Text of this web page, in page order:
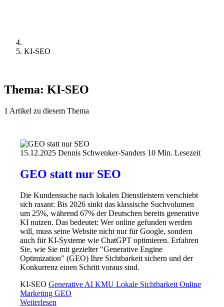
KI-SEO
Thema: KI-SEO
1 Artikel zu diesem Thema
15.12.2025 Dennis Schwenker-Sanders 10 Min. Lesezeit
GEO statt nur SEO
Die Kundensuche nach lokalen Dienstleistern verschiebt
sich rasant: Bis 2026 sinkt das klassische Suchvolumen
um 25%, während 67% der Deutschen bereits generative
KI nutzen. Das bedeutet: Wer online gefunden werden
will, muss seine Website nicht nur für Google, sondern
auch für KI-Systeme wie ChatGPT optimieren. Erfahren
Sie, wie Sie mit gezielter "Generative Engine
Optimization" (GEO) Ihre Sichtbarkeit sichern und der
Konkurrenz einen Schritt voraus sind.
KI-SEO Generative AI KMU Lokale Sichtbarkeit Online
Marketing GEO
Weiterlesen